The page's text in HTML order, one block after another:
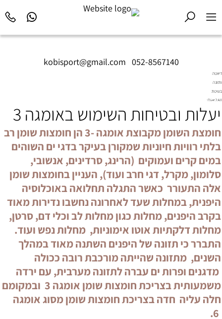
kobisport@gmail.com 052-8567140
דיאטה
ותזונה
בשיטת
Diet2All:
שמאחורי
המושלם.
יעלות ובטיחות השימוש באומגה 3
חומצת השומן מקבוצת אומגה -3 הן חומצות שומן רב
בלתי רוויות חיוניות שמקורן בעיקר בדגי ים השוהים
במים קרים ועמוקים (הרינג, סרדינים, אנשובי,
סלומון, מקרל, דגי חרב ועוד), העניין בחומצות שומן
אלה התעורר כאשר התגלה תחלואה באוכלוסיה
היפנית, במחלות שעד לאחרונה נחשבו נדירות מאוד
בקרב היפנים, מחלות כגון מחלות לב וכלי דם, סרטן,
מחלות דלקתיות אוטו אימוניות, מחלות נפש ועוד.
התברר כי תזונה של היפנים השתנה מאוד במהלך
השנים, מתזונה שהייתה מורכבת רובה ככולה
מדגנים ופרות ים עברה לתזונה מערבית, עם ירדה
משמעותית בצריכת חומצות שומן אומגה 3 ובמקומם
חלה עליה חדה בצריכת חומצות שומן מסוג אומגה